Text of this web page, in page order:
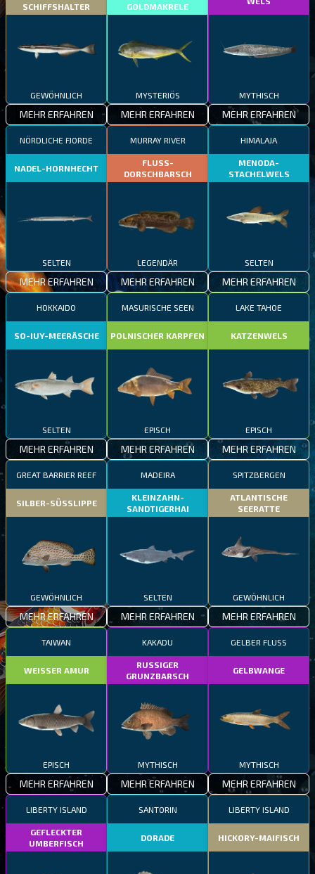
SCHIFFSHALTER
GEWÖHNLICH
MEHR ERFAHREN
GOLDMAKRELE
MYSTERIÖS
MEHR ERFAHREN
MYTHISCH
MEHR ERFAHREN
NÖRDLICHE FJORDE
NADEL-HORNHECHT
SELTEN
MEHR ERFAHREN
MURRAY RIVER
FLUSS-
DORSCHBARSCH
LEGENDÄR
MEHR ERFAHREN
HIMALAJA
MENODA-
STACHELWELS
SELTEN
MEHR ERFAHREN
HOKKAIDO
SO-IUY-MEERÄSCHE
SELTEN
MEHR ERFAHREN
MASURISCHE SEEN
POLNISCHER KARPFEN
EPISCH
MEHR ERFAHREN
LAKE TAHOE
KATZENWELS
EPISCH
MEHR ERFAHREN
GREAT BARRIER REEF
SILBER-SÜSSLIPPE
GEWÖHNLICH
MEHR ERFAHREN
MADEIRA
KLEINZAHN-
SANDTIGERHAI
SELTEN
MEHR ERFAHREN
SPITZBERGEN
ATLANTISCHE
SEERATTE
GEWÖHNLICH
MEHR ERFAHREN
TAIWAN
WEISSER AMUR
EPISCH
MEHR ERFAHREN
KAKADU
RUSSIGER
GRUNZBARSCH
MYTHISCH
MEHR ERFAHREN
GELBER FLUSS
GELBWANGE
MYTHISCH
MEHR ERFAHREN
LIBERTY ISLAND
GEFLECKTER
UMBERFISCH
SANTORIN
DORADE
LIBERTY ISLAND
HICKORY-MAIFISCH